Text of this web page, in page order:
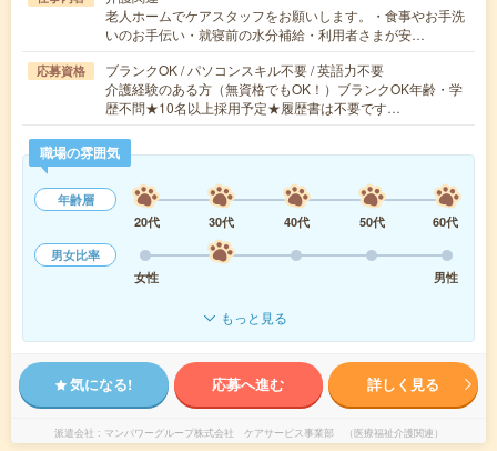
老人ホームでケアスタッフをお願いします。・食事やお手洗
いのお手伝い・就寝前の水分補給・利用者さまが安…
応募資格
ブランクOK / パソコンスキル不要 / 英語力不要
介護経験のある方（無資格でもOK！）ブランクOK年齢・学
歴不問★10名以上採用予定★履歴書は不要です…
職場の雰囲気
年齢層
20代
30代 40代 50代
60代
男女比率
女性
男性
もっと見る
気になる! 応募へ進む 詳しく見る
派遣会社 マンパワーグループ株式会社 ケアサービス事業部 （医療福祉介護関連）